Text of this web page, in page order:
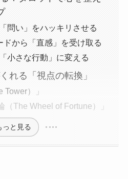
問い」をハッキリさせる
から「直感」を受け取る
小さな行動」に変える
れる「視点の転換」
Tower）」
（The Wheel of Fortune）」
っと見る